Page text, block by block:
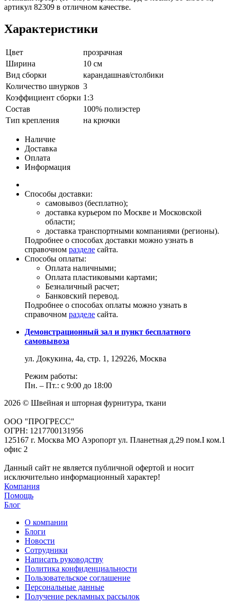
артикул 82309 в отличном качестве.
Характеристики
Цвет
прозрачная
Ширина
10 см
Вид сборки
карандашная/столбики
Количество шнурков 3
Коэффициент сборки 1:3
Состав
100% полиэстер
Тип крепления
на крючки
Наличие
Доставка
Оплата
Информация
Способы доставки:
самовывоз (бесплатно);
доставка курьером по Москве и Московской
области;
доставка транспортными компаниями (регионы).
Подробнее о способах доставки можно узнать в
справочном разделе сайта.
Способы оплаты:
Оплата наличными;
Оплата пластиковыми картами;
Безналичный расчет;
Банковский перевод.
Подробнее о способах оплаты можно узнать в
справочном разделе сайта.
Демонстрационный зал и пункт бесплатного
самовывоза
ул. Докукина, 4а, стр. 1, 129226, Москва
Режим работы:
Пн. – Пт.: с 9:00 до 18:00
2026 © Швейная и шторная фурнитура, ткани
ООО "ПРОГРЕСС"
ОГРН: 1217700131956
125167 г. Москва МО Аэропорт ул. Планетная д.29 пом.I ком.1
офис 2
Данный сайт не является публичной офертой и носит
исключительно информационный характер!
Компания
Помощь
Блог
О компании
Блоги
Новости
Сотрудники
Написать руководству
Политика конфиденциальности
Пользовательское соглашение
Персональные данные
Получение рекламных рассылок